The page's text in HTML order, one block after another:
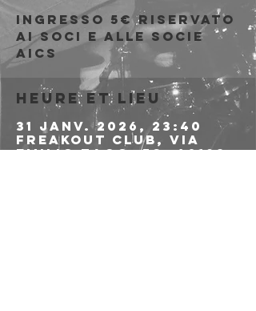
Ingresso 5€ riservato
ai soci e alle socie
aics
Heure et lieu
31 janv. 2026, 23:40
Freakout Club, Via
Emilio Zago, 7c, 40128